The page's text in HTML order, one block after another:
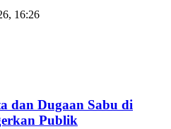
16:26
dan Dugaan Sabu di
Publik